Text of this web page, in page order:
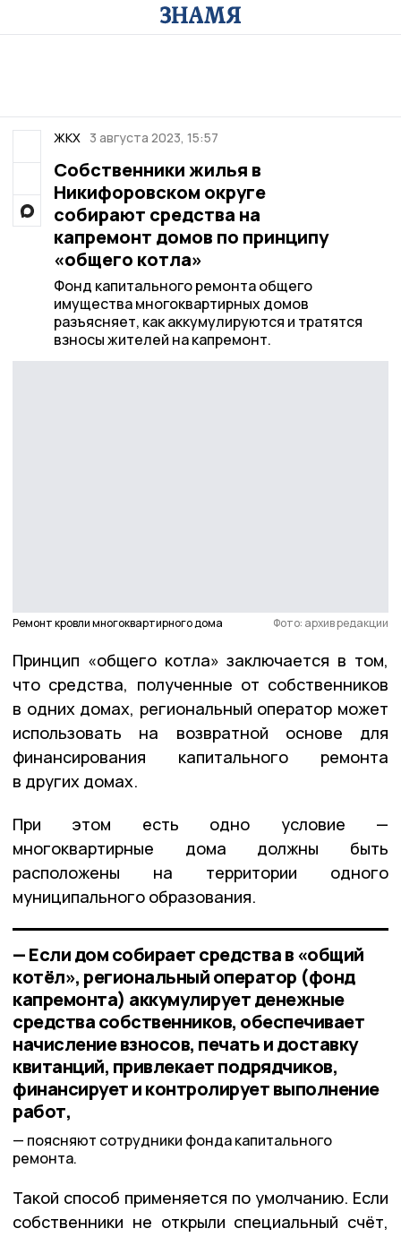
ЖКХ 3 августа 2023, 15:57
Собственники жилья в
Никифоровском округе
собирают средства на
капремонт домов по принципу
«общего котла»
Фонд капитального ремонта общего
имущества многоквартирных домов
разъясняет, как аккумулируются и тратятся
взносы жителей на капремонт.
Ремонт кровли многоквартирного дома Фото: архив редакции
Принцип «общего котла» заключается в том,
что средства, полученные от собственников
в одних домах, региональный оператор может
использовать на возвратной основе для
финансирования капитального ремонта
в других домах.
При этом есть одно условие —
многоквартирные дома должны быть
расположены на территории одного
муниципального образования.
— Если дом собирает средства в «общий
котёл», региональный оператор (фонд
капремонта) аккумулирует денежные
средства собственников, обеспечивает
начисление взносов, печать и доставку
квитанций, привлекает подрядчиков,
финансирует и контролирует выполнение
работ,
поясняют сотрудники фонда капитального
ремонта.
Такой способ применяется по умолчанию. Если
собственники не открыли специальный счёт,